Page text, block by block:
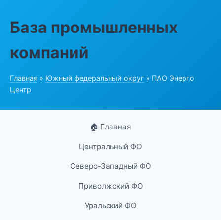
База промышленных
компаний
Главная » Южный федеральный округ » ПАО Энерго
Центр
🏠 Главная
Центральный ФО
Северо-Западный ФО
Приволжский ФО
Уральский ФО